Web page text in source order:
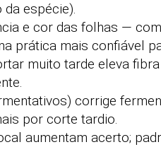
espécie).
e cor das folhas —
prática mais confiável
muito tarde eleva
corrige
por corte tardio.
aumentam acerto;